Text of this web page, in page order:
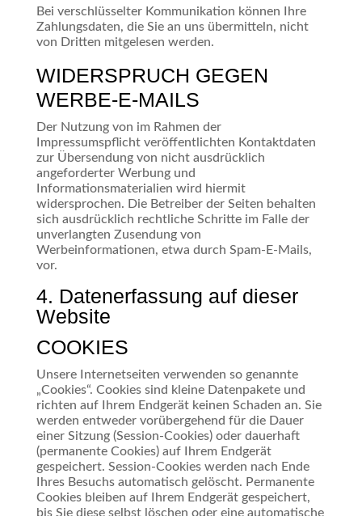
Bei verschlüsselter Kommunikation können Ihre
Zahlungsdaten, die Sie an uns übermitteln, nicht
von Dritten mitgelesen werden.
WIDERSPRUCH GEGEN
WERBE-E-MAILS
Der Nutzung von im Rahmen der
Impressumspflicht veröffentlichten Kontaktdaten
zur Übersendung von nicht ausdrücklich
angeforderter Werbung und
Informationsmaterialien wird hiermit
widersprochen. Die Betreiber der Seiten behalten
sich ausdrücklich rechtliche Schritte im Falle der
unverlangten Zusendung von
Werbeinformationen, etwa durch Spam-E-Mails,
vor.
4. Datenerfassung auf dieser
Website
COOKIES
Unsere Internetseiten verwenden so genannte
„Cookies“. Cookies sind kleine Datenpakete und
richten auf Ihrem Endgerät keinen Schaden an. Sie
werden entweder vorübergehend für die Dauer
einer Sitzung (Session-Cookies) oder dauerhaft
(permanente Cookies) auf Ihrem Endgerät
gespeichert. Session-Cookies werden nach Ende
Ihres Besuchs automatisch gelöscht. Permanente
Cookies bleiben auf Ihrem Endgerät gespeichert,
bis Sie diese selbst löschen oder eine automatische